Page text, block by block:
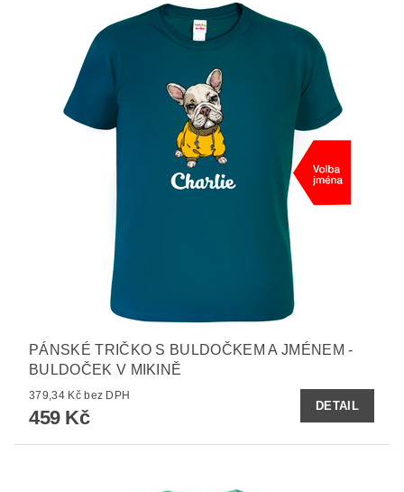
PÁNSKÉ TRIČKO S BULDOČKEM A JMÉNEM -
BULDOČEK V MIKINĚ
379,34 Kč bez DPH
459 Kč
DETAIL